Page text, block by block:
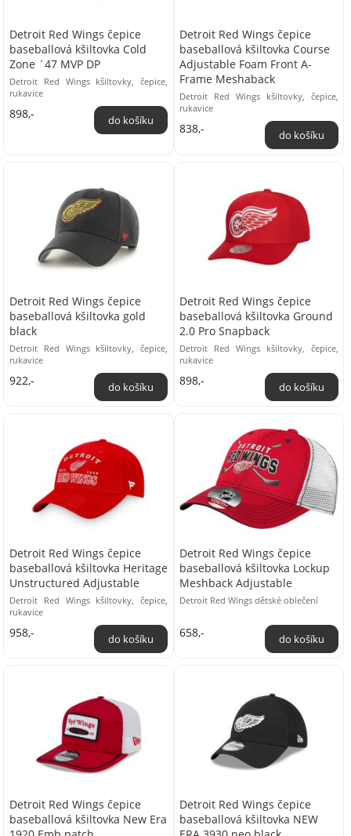
Detroit Red Wings čepice
baseballová kšiltovka Cold
Zone ´47 MVP DP
Detroit Red Wings kšiltovky, čepice,
rukavice
898,-
Detroit Red Wings čepice
baseballová kšiltovka Course
Adjustable Foam Front A-
Frame Meshaback
Detroit Red Wings kšiltovky, čepice,
rukavice
838,-
Detroit Red Wings čepice
baseballová kšiltovka gold
black
Detroit Red Wings kšiltovky, čepice,
rukavice
922,-
Detroit Red Wings čepice
baseballová kšiltovka Ground
2.0 Pro Snapback
Detroit Red Wings kšiltovky, čepice,
rukavice
898,-
Detroit Red Wings čepice
baseballová kšiltovka Heritage
Unstructured Adjustable
Detroit Red Wings kšiltovky, čepice,
rukavice
958,-
Detroit Red Wings čepice
baseballová kšiltovka Lockup
Meshback Adjustable
Detroit Red Wings dětské oblečení
658,-
Detroit Red Wings čepice
baseballová kšiltovka New Era
Detroit Red Wings čepice
baseballová kšiltovka NEW